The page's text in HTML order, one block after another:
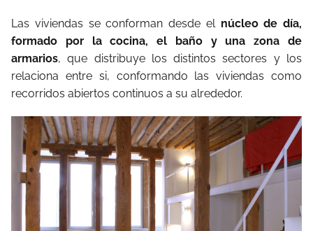
Las viviendas se conforman desde el núcleo de día,
formado por la cocina, el baño y una zona de
armarios, que distribuye los distintos sectores y los
relaciona entre si, conformando las viviendas como
recorridos abiertos continuos a su alrededor.